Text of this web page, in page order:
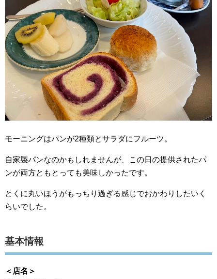
モーニングはパンが2種類とサラダにフルーツ。
自家製パンなのかもしれませんが、この日の提供されたパ
ンが両方ともとっても美味しかったです。
とくに丸いほうがもっちり過ぎる感じでおかわりしたいく
らいでした。
基本情報
＜店名＞